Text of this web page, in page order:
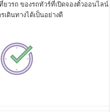
ยวรถ ของรถทัวร์ที่เปิดจองตั๋วออนไลน์
เดินทางได้เป็นอย่างดี